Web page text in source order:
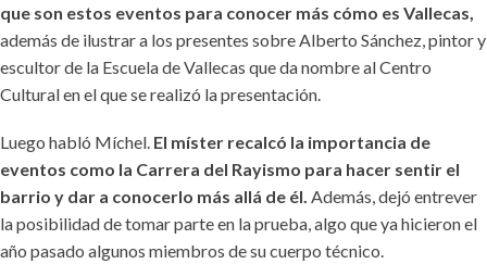
que son estos eventos para conocer más cómo es Vallecas,
además de ilustrar a los presentes sobre Alberto Sánchez, pintor y
escultor de la Escuela de Vallecas que da nombre al Centro
Cultural en el que se realizó la presentación.
Luego habló Míchel. El míster recalcó la importancia de
eventos como la Carrera del Rayismo para hacer sentir el
barrio y dar a conocerlo más allá de él. Además, dejó entrever
la posibilidad de tomar parte en la prueba, algo que ya hicieron el
año pasado algunos miembros de su cuerpo técnico.